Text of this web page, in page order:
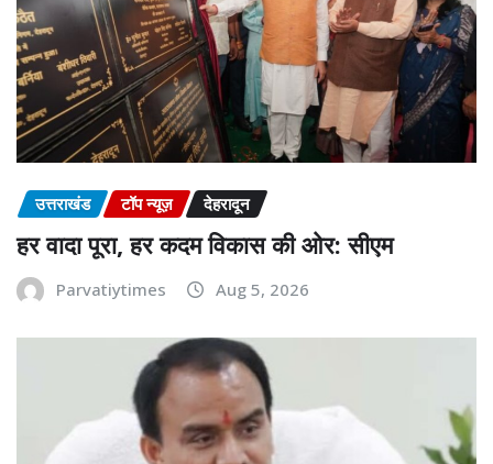
उत्तराखंड टॉप न्यूज़ देहरादून
हर वादा पूरा, हर कदम विकास की ओर: सीएम
Parvatiytimes Aug 5, 2026